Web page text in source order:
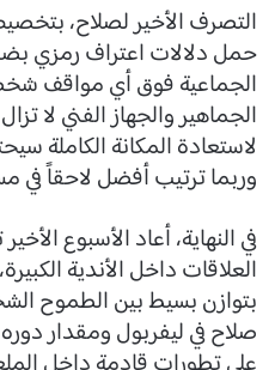
التصرف الأخير لصلاح،
حمل دلالات اعتراف رمزي
الجماعية فوق أي مواقف
الجماهير والجهاز الفني لا
لاستعادة المكانة الكاملة
وربما ترتيب أفضل لاحقاً في
في النهاية، أعاد الأسبوع
العلاقات داخل الأندية
بتوازن بسيط بين الطموح
صلاح في ليفربول ومقدار